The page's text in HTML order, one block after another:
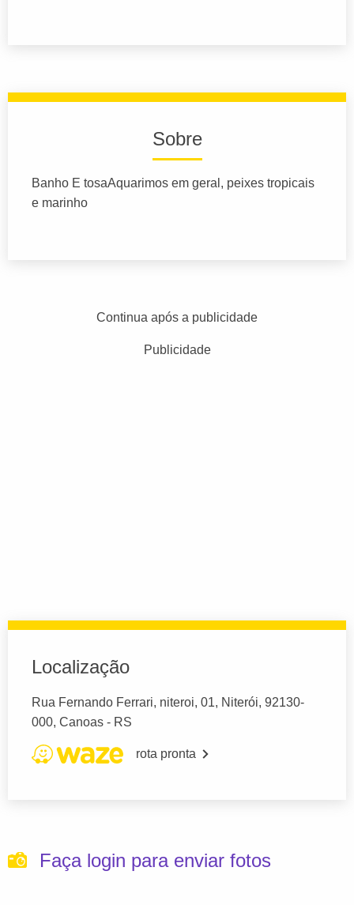
Sobre
Banho E tosaAquarimos em geral, peixes tropicais
e marinho
Continua após a publicidade
Publicidade
Localização
Rua Fernando Ferrari, niteroi, 01, Niterói, 92130-
000, Canoas - RS
rota pronta
Faça login para enviar fotos